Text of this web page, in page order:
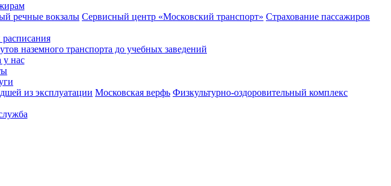
речные вокзалы Сервисный центр «Московский транспорт» Страхование пассажиров
наземного транспорта до учебных заведений
у нас
из эксплуатации Московская верфь Физкультурно-оздоровительный комплекс